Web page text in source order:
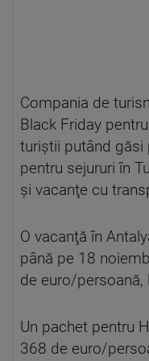
Compania de
Black Friday
turiştii putând găsi
pentru sejururi în
şi vacanţe cu
O vacanţă în
până pe 18
de euro/persoană,
Un pachet pentru
368 de euro/